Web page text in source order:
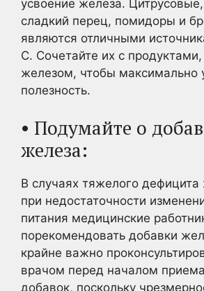
усвоение железа.
сладкий перец, помидоры и
являются отличными
С. Сочетайте их с
железом, чтобы максимально
полезность.
• Подумайте о
железа:
В случаях тяжелого дефицита
при недостаточности
питания медицинские
порекомендовать добавки
крайне важно
врачом перед началом
добавок, поскольку